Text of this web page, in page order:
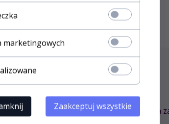
180x200:
widocznego na zdjęciach), zapinane na
marketingowych
Zaakceptuj wszystkie